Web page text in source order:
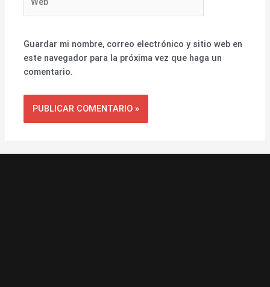
Guardar mi nombre, correo electrónico y sitio web en
este navegador para la próxima vez que haga un
comentario.